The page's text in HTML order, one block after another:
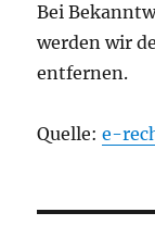
Bei
werden wir
entfernen.
Quelle:e-